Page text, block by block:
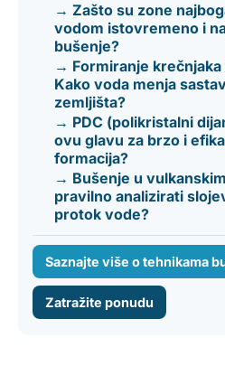
→ Zašto su zone
vodom istovremeno i
bušenje?
→ Formiranje
Kako voda menja
zemljišta?
→ PDC (polikristalni
ovu glavu za brzo i
formacija?
→ Bušenje u
pravilno analizirati
protok vode?
Saznajte više o tehnikama
Zatražite ponudu